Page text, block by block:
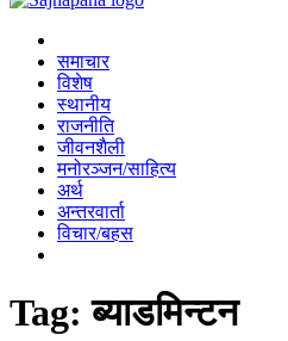
समाचार
विशेष
स्थानीय
राजनीति
जीवनशैली
मनोरञ्जन/साहित्य
अर्थ
अन्तरवार्ता
विचार/बहस
Tag:ब्याडमिन्टन